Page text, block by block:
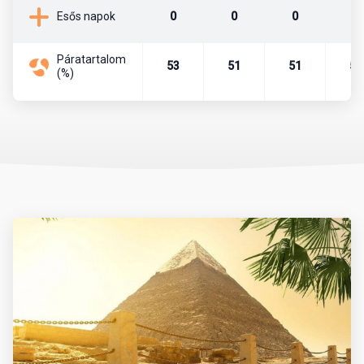
Mikor érdemes utazni?
Az időjárás tekintetében októbertől áprilisig tart a legideálisabb
eltérő dátumra esik. Ez alatt sok étterem és üzlet napközben
Mit érdemes magunkkal vinni?
Az utazás során praktikus a könnyű, világos színű, jól szellőző
ruházat. A strandoláshoz napvédő krém (magas faktorszámú),
Esős napok 0 0 0
Páratartalom
(%)
53 51 51 52